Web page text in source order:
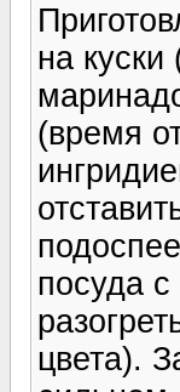
на
(время
посуда
цвета).